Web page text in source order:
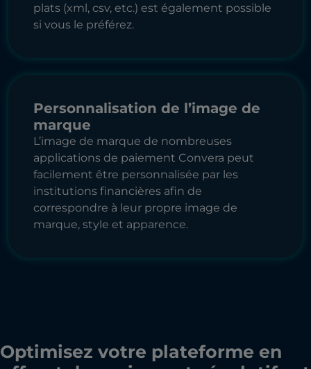
plats (xml, csv, etc.) est également possible
si vous le préférez.
Personnalisation de l’image de
marque
L’image de marque de nombreuses
applications de paiement Convera peut
facilement être personnalisée par les
institutions financières afin de
correspondre à leur propre image de
marque, style et apparence.
Optimisez votre plateforme en